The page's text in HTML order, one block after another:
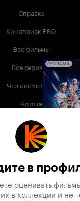
Справка
Кинопоиск PRO
Все фильмы
Все сериалы
Что посмотреть
Афиша
Музыка
Телепрограмма
Служба поддержки
РЕКЛАМА
в
оценивать
в коллекции и не